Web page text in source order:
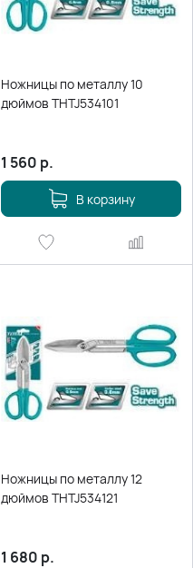
Ножницы по металлу 10
дюймов THTJ534101
1 560 р.
В корзину
Ножницы по металлу 12
дюймов THTJ534121
1 680 р.